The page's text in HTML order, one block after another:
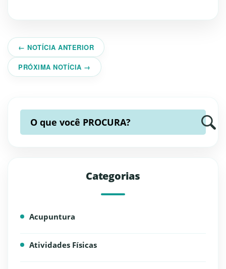
← NOTÍCIA ANTERIOR
PRÓXIMA NOTÍCIA →
O que você PROCURA?
Categorias
Acupuntura
Atividades Físicas